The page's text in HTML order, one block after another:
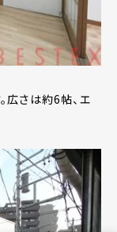
広さは約6帖、エ